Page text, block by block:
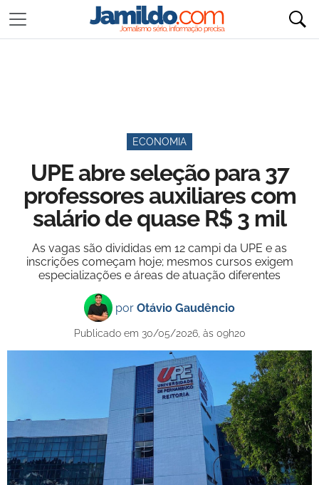
ECONOMIA
UPE abre seleção para 37
professores auxiliares com
salário de quase R$ 3 mil
As vagas são divididas em 12 campi da UPE e as
inscrições começam hoje; mesmos cursos exigem
especializações e áreas de atuação diferentes
por Otávio Gaudêncio
Publicado em 30/05/2026, às 09h20